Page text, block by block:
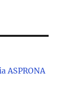
ASPRONA